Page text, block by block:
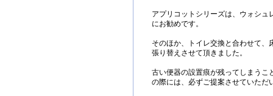
アプリコットシリーズは、ウォシュ
にお勧めです。
そのほか、トイレ交換と合わせて、
張り替えさせて頂きました。
古い便器の設置痕が残ってしまうこ
の際には、必ずご提案させていただ